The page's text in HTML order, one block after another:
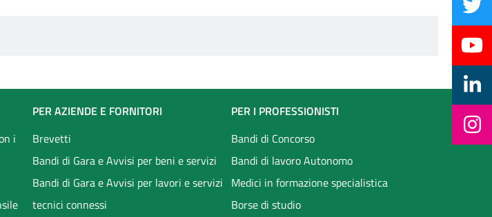
i
PER AZIENDE E FORNITORI
Brevetti
Bandi di Gara e Avvisi per beni e servizi
Bandi di Gara e Avvisi per lavori e servizi
tecnici connessi
PER I PROFESSIONISTI
Bandi di Concorso
Bandi di lavoro Autonomo
Medici in formazione specialistica
Borse di studio